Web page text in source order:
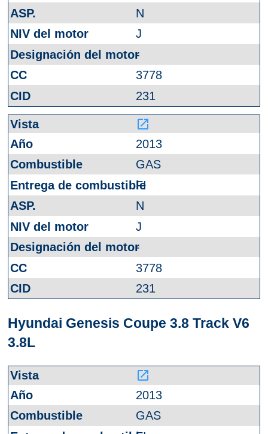
N
J
-
3778
231
launch
2013
GAS
FI
N
J
-
3778
231
Hyundai Genesis Coupe 3.8 Track V6
3.8L
launch
2013
GAS